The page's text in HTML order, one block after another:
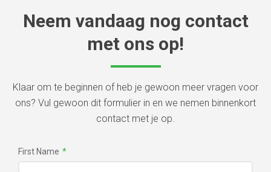
Neem vandaag nog contact
met ons op!
Klaar om te beginnen of heb je gewoon meer vragen voor
ons? Vul gewoon dit formulier in en we nemen binnenkort
contact met je op.
First Name *